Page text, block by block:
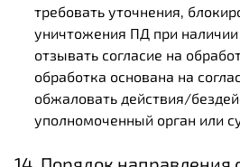
требовать уточнения,
уничтожения ПД при наличии
отзывать согласие на
обработка основана на
обжаловать действия/
уполномоченный орган или